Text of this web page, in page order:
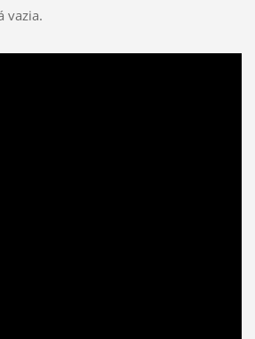
vazia.